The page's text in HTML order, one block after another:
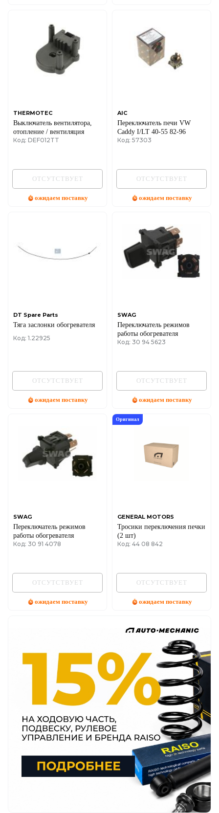
THERMOTEC
Выключатель вентилятора,
отопление / вентиляция
Код: DEF012TT
ОТСУТСТВУЕТ
ожидаем поставку
AIC
Переключатель печи VW
Caddy I/LT 40-55 82-96
Код: 57303
ОТСУТСТВУЕТ
ожидаем поставку
DT Spare Parts
Тяга заслонки обогревателя
Код: 1.22925
ОТСУТСТВУЕТ
ожидаем поставку
SWAG
Переключатель режимов
работы обогревателя
Код: 30 94 5623
ОТСУТСТВУЕТ
ожидаем поставку
SWAG
Переключатель режимов
работы обогревателя
Код: 30 91 4078
ОТСУТСТВУЕТ
ожидаем поставку
Оригинал
GENERAL MOTORS
Тросики переключения печки
(2 шт)
Код: 44 08 842
ОТСУТСТВУЕТ
ожидаем поставку